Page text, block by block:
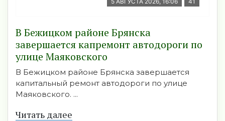
В Бежицком районе Брянска
завершается капремонт автодороги по
улице Маяковского
В Бежицком районе Брянска завершается
капитальный ремонт автодороги по улице
Маяковского. ...
Читать далее